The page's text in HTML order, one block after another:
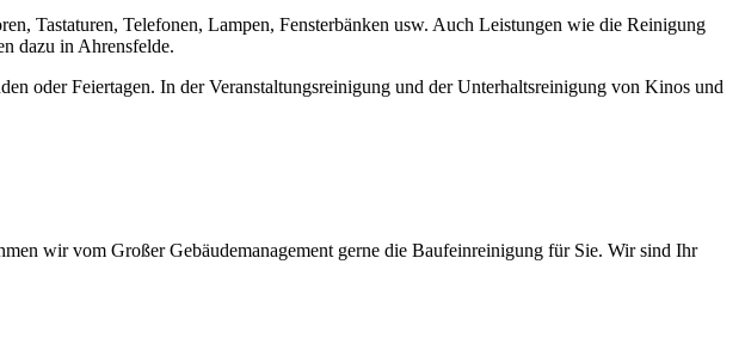
Tastaturen, Telefonen, Lampen, Fensterbänken usw. Auch Leistungen wie die Reinigung
dazu in Ahrensfelde.
oder Feiertagen. In der Veranstaltungsreinigung und der Unterhaltsreinigung von Kinos und
wir vom Großer Gebäudemanagement gerne die Baufeinreinigung für Sie. Wir sind Ihr